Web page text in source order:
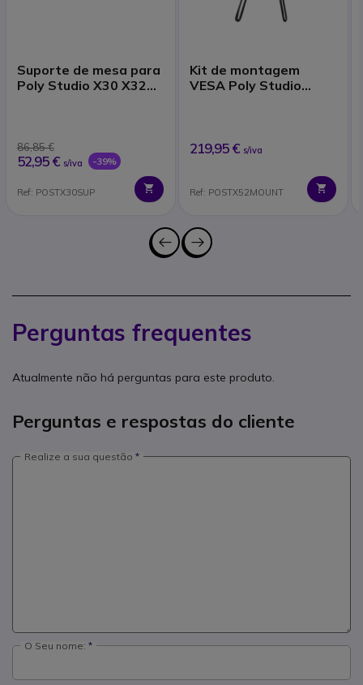
Suporte de mesa para
Poly Studio X30 X32
86,85 €
52,95 € s/iva -39%
Ref: POSTX30SUP
Kit de montagem
VESA Poly Studio
219,95 € s/iva
Ref: POSTX52MOUNT
Perguntas frequentes
Atualmente não há perguntas para este produto.
Perguntas e respostas do cliente
Realize a sua questão
O Seu nome: